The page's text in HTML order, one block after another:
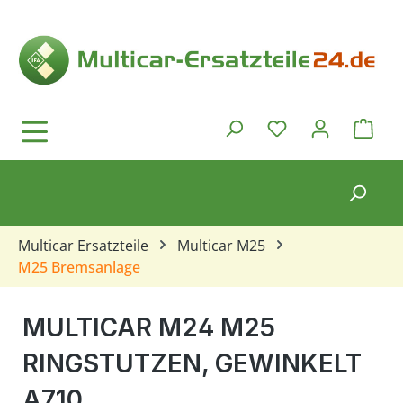
Du hast 0
Multicar Ersatzteile
Multicar M25
M25 Bremsanlage
MULTICAR M24 M25
RINGSTUTZEN, GEWINKELT